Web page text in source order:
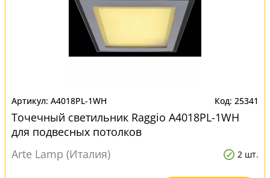
A4018PL-1WH 25341
Точечный светильник Raggio A4018PL-1WH
для подвесных потолков
Arte Lamp (Италия)
2 шт.